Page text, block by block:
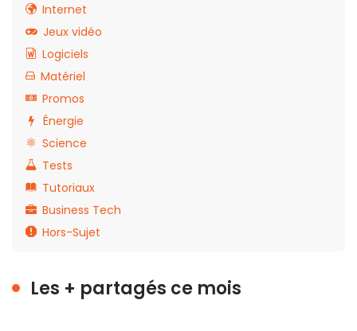
Internet
Jeux vidéo
Logiciels
Matériel
Promos
Énergie
Science
Tests
Tutoriaux
Business Tech
Hors-Sujet
Les + partagés ce mois